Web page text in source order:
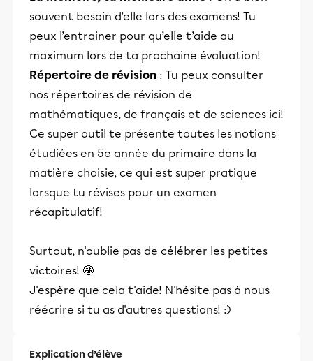
souvent besoin d’elle lors des examens! Tu
peux l’entrainer pour qu’elle t’aide au
maximum lors de ta prochaine évaluation!
Répertoire de révision : Tu peux consulter
nos répertoires de révision de
mathématiques, de français et de sciences ici!
Ce super outil te présente toutes les notions
étudiées en 5e année du primaire dans la
matière choisie, ce qui est super pratique
lorsque tu révises pour un examen
récapitulatif!
Surtout, n'oublie pas de célébrer les petites
victoires! 🤩
J'espère que cela t'aide! N'hésite pas à nous
réécrire si tu as d'autres questions! :)
Explication d’élève